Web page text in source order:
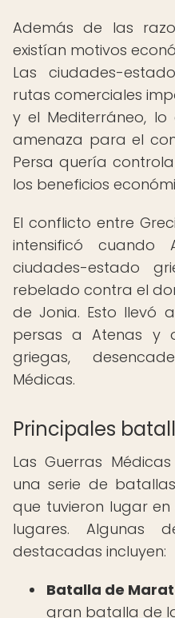
Además de las
existían motivos
Las ciudades-
rutas comerciales
y el Mediterráneo,
amenaza para el
Persa quería
los beneficios
El conflicto entre
intensificó
ciudades-estado
rebelado contra el
de Jonia. Esto llevó
persas a Atenas y
griegas,
Médicas.
Principales
Las Guerras
una serie de
que tuvieron lugar
lugares. Algunas
destacadas incluyen:
Batalla de
gran batalla de